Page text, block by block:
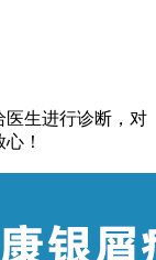
医生进行诊断，对
！